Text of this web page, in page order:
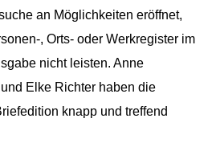
an Möglichkeiten eröffnet,
, Orts- oder Werkregister im
nicht leisten. Anne
Elke Richter haben die
knapp und treffend